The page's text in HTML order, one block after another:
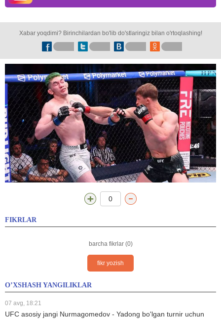
Xabar yoqdimi? Birinchilardan bo'lib do'stlaringiz bilan o'rtoqlashing!
0
FIKRLAR
barcha fikrlar (0)
fikr yozish
O’XSHASH YANGILIKLAR
07 avg, 18:21
UFC asosiy jangi Nurmagomedov - Yadong bo'lgan turnir uchun